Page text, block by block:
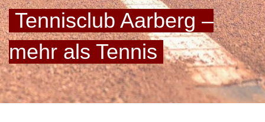
Tennisclub Aarberg –
mehr als Tennis